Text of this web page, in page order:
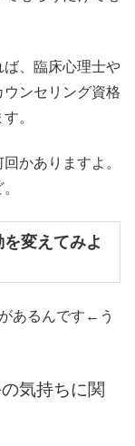
ば、臨床心理士や
ンセリング資格
。
かありますよ。
変えてみよ
あるんです←う
気持ちに関